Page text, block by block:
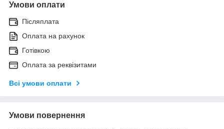
Умови оплати
Післяплата
Оплата на рахунок
Готівкою
Оплата за реквізитами
Всі умови оплати
Умови повернення